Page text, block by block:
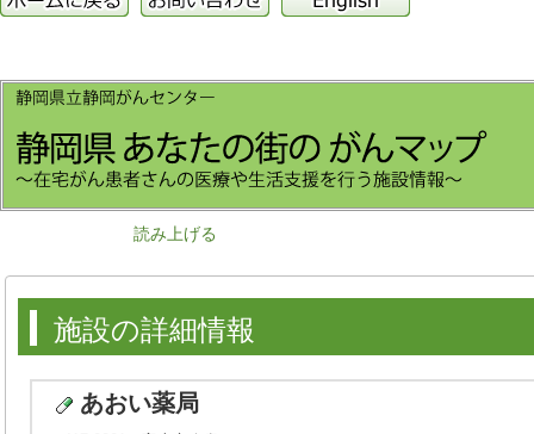
読み上げる
施設の詳細情報
あおい薬局